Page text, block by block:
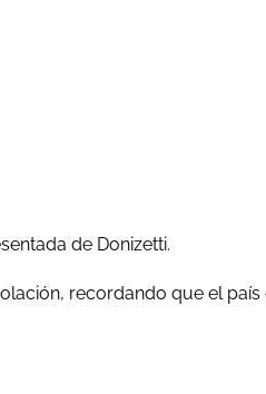
de Donizetti.
recordando que el